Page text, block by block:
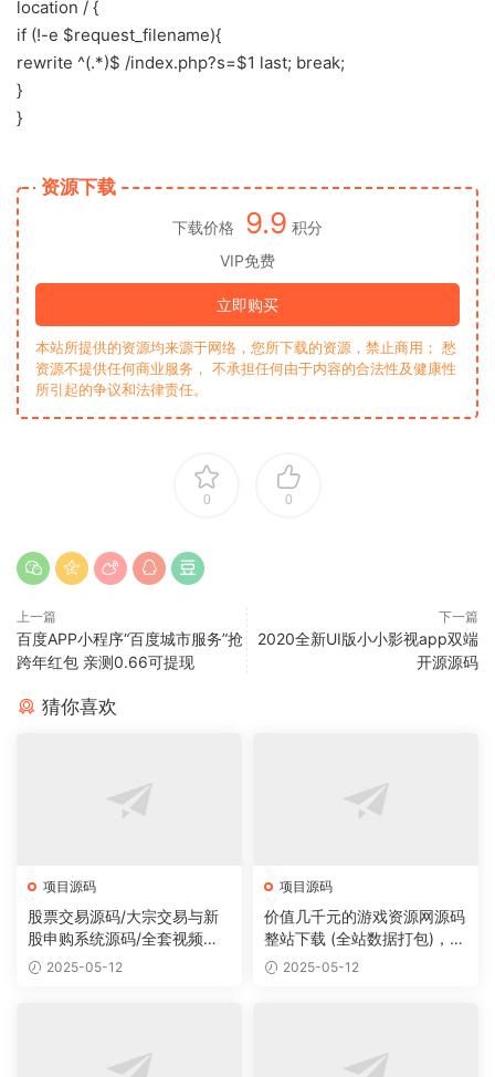
location / {
if (!-e $request_filename){
rewrite ^(.*)$ /index.php?s=$1 last; break;
}
}
资源下载
下载价格 9.9 积分
VIP免费
立即购买
本站所提供的资源均来源于网络，您所下载的资源，禁止商用； 愁
资源不提供任何商业服务， 不承担任何由于内容的合法性及健康性
所引起的争议和法律责任。
0 0
上一篇
百度APP小程序“百度城市服务”抢
跨年红包 亲测0.66可提现
下一篇
2020全新UI版小小影视app双端
开源源码
猜你喜欢
项目源码
股票交易源码/大宗交易与新
股申购系统源码/全套视频教
程 2025-05-12
项目源码
价值几千元的游戏资源网源码
整站下载 (全站数据打包)，数
据里面有200多个宝贝。
2025-05-12